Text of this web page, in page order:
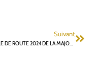
Suivant
FEUILLE DE ROUTE 2024 DE LA MAJORITÉ MUNICIPALE : « GALETTE TOUR » OU AMÉLIORATION DE LA GOUVERNANCE ?